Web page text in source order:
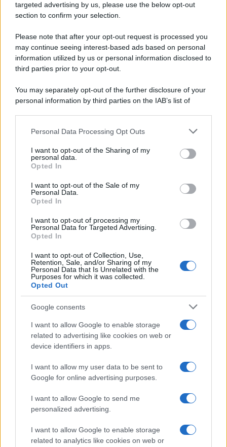
targeted advertising by us, please use the below opt-out
section to confirm your selection.
Please note that after your opt-out request is processed you
may continue seeing interest-based ads based on personal
information utilized by us or personal information disclosed to
third parties prior to your opt-out.
You may separately opt-out of the further disclosure of your
personal information by third parties on the IAB’s list of
This information may also be disclosed by us to third parties
disclose it to other third parties.
Please note that this website/app uses one or more Google
services and may gather and store information including but
not limited to your visit or usage behaviour. You may click to
grant or deny consent to Google and its third-party tags to
consent section.
Personal Data Processing Opt Outs
I want to opt-out of the Sharing of my
personal data.
Opted In
I want to opt-out of the Sale of my
Personal Data.
Opted In
I want to opt-out of processing my
Personal Data for Targeted Advertising.
Opted In
I want to opt-out of Collection, Use,
Retention, Sale, and/or Sharing of my
Personal Data that Is Unrelated with the
Purposes for which it was collected.
Opted Out
Google consents
I want to allow Google to enable storage
related to advertising like cookies on web or
device identifiers in apps.
I want to allow my user data to be sent to
Google for online advertising purposes.
I want to allow Google to send me
personalized advertising.
I want to allow Google to enable storage
related to analytics like cookies on web or
RICEVI GLI AGGIORNAMENTI
Inserisci la tua migliore e-mail
E-
mail
OK
Ricetta della settimana
Ricette per categoria
Indici glicemici
Ricongelare gli alimenti